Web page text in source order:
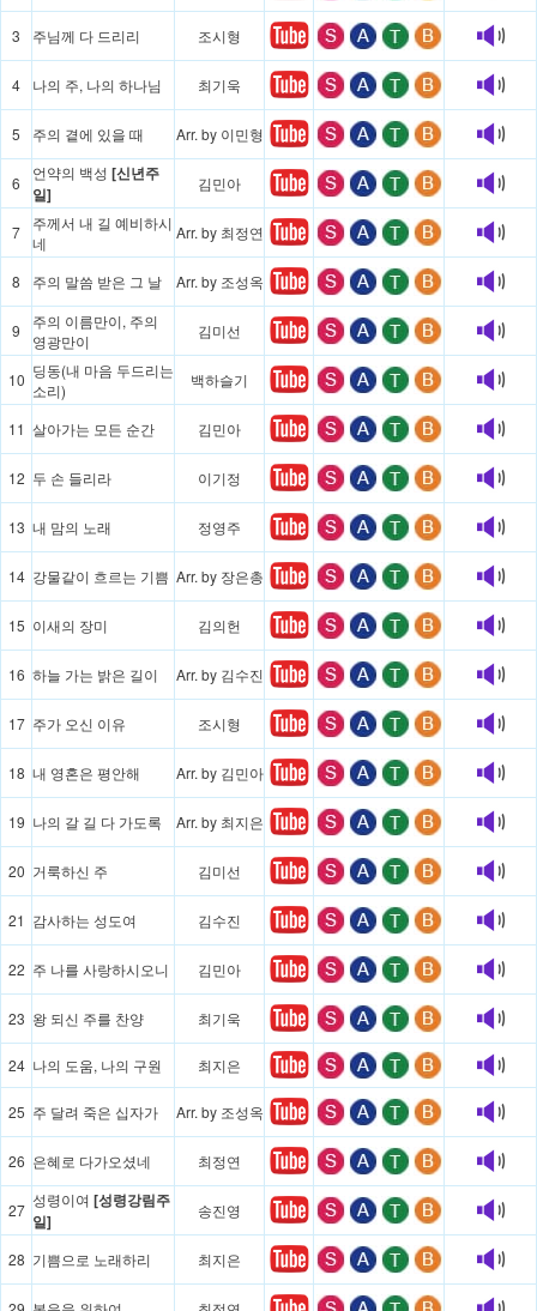
3 주님께 다 드리리 조시형
4 나의 주, 나의 하나님 최기욱
5 주의 곁에 있을 때 Arr. by 이민형
6
언약의 백성 [신년주
일]
김민아
7
주께서 내 길 예비하시
네
Arr. by 최정연
8 주의 말씀 받은 그 날 Arr. by 조성옥
9
주의 이름만이, 주의
영광만이
김미선
10 딩동(내 마음 두드리는
소리)
백하슬기
11 살아가는 모든 순간 김민아
12 두 손 들리라 이기정
13 내 맘의 노래 정영주
14 강물같이 흐르는 기쁨 Arr. by 장은총
15 이새의 장미 김의헌
16 하늘 가는 밝은 길이 Arr. by 김수진
17 주가 오신 이유 조시형
18 내 영혼은 평안해 Arr. by 김민아
19 나의 갈 길 다 가도록 Arr. by 최지은
20 거룩하신 주 김미선
21 감사하는 성도여 김수진
22 주 나를 사랑하시오니 김민아
23 왕 되신 주를 찬양 최기욱
24 나의 도움, 나의 구원 최지은
25 주 달려 죽은 십자가 Arr. by 조성옥
26 은혜로 다가오셨네 최정연
27
성령이여 [성령강림주
일]
송진영
28 기쁨으로 노래하리 최지은